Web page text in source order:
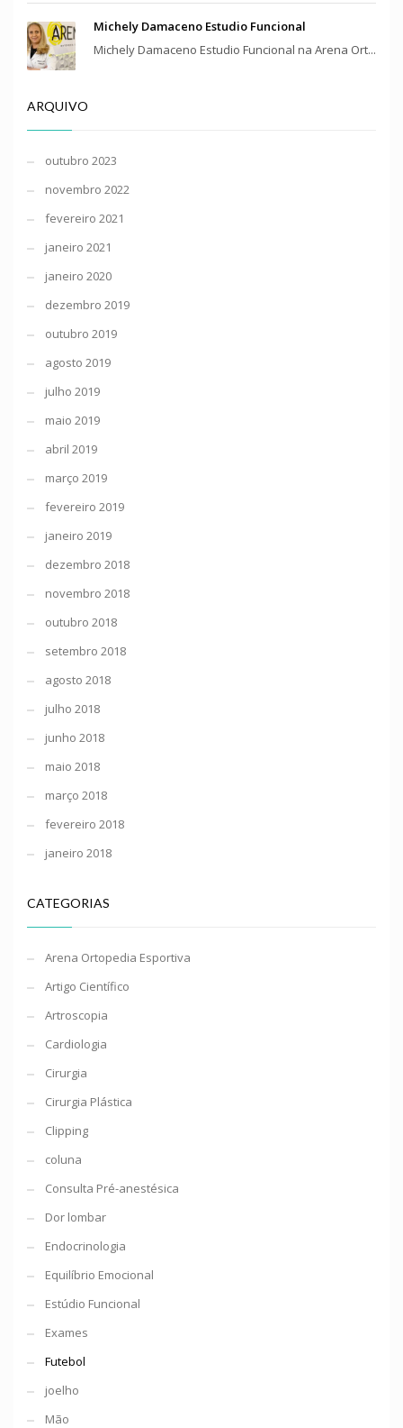
Michely Damaceno Estudio Funcional
Michely Damaceno Estudio Funcional na Arena Ort...
ARQUIVO
outubro 2023
novembro 2022
fevereiro 2021
janeiro 2021
janeiro 2020
dezembro 2019
outubro 2019
agosto 2019
julho 2019
maio 2019
abril 2019
março 2019
fevereiro 2019
janeiro 2019
dezembro 2018
novembro 2018
outubro 2018
setembro 2018
agosto 2018
julho 2018
junho 2018
maio 2018
março 2018
fevereiro 2018
janeiro 2018
CATEGORIAS
Arena Ortopedia Esportiva
Artigo Científico
Artroscopia
Cardiologia
Cirurgia
Cirurgia Plástica
Clipping
coluna
Consulta Pré-anestésica
Dor lombar
Endocrinologia
Equilíbrio Emocional
Estúdio Funcional
Exames
Futebol
joelho
Mão